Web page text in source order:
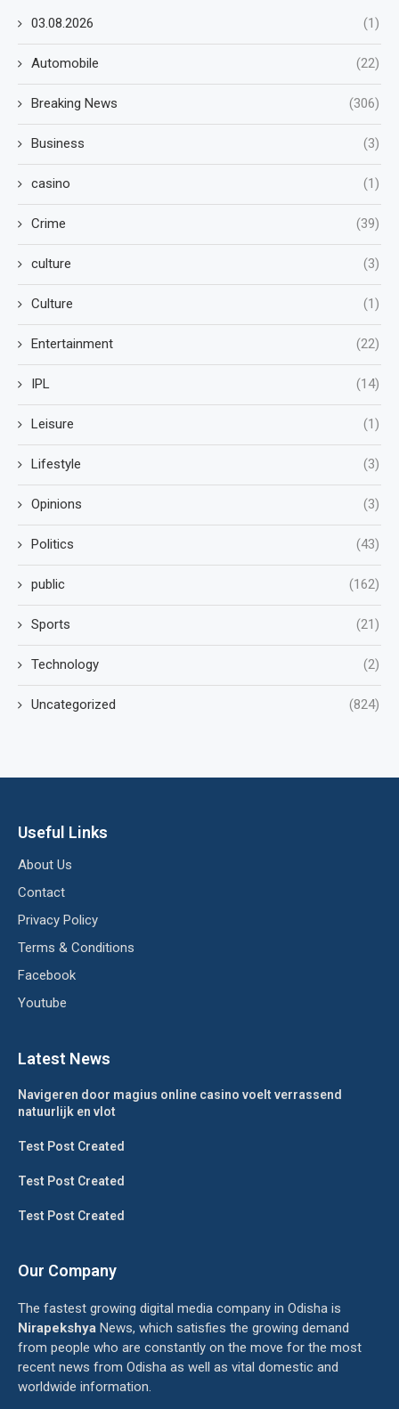
03.08.2026 (1)
Automobile (22)
Breaking News (306)
Business (3)
casino (1)
Crime (39)
culture (3)
Culture (1)
Entertainment (22)
IPL (14)
Leisure (1)
Lifestyle (3)
Opinions (3)
Politics (43)
public (162)
Sports (21)
Technology (2)
Uncategorized (824)
Useful Links
About Us
Contact
Privacy Policy
Terms & Conditions
Facebook
Youtube
Latest News
Navigeren door magius online casino voelt verrassend
natuurlijk en vlot
Test Post Created
Test Post Created
Test Post Created
Our Company
The fastest growing digital media company in Odisha is
Nirapekshya News, which satisfies the growing demand
from people who are constantly on the move for the most
recent news from Odisha as well as vital domestic and
worldwide information.